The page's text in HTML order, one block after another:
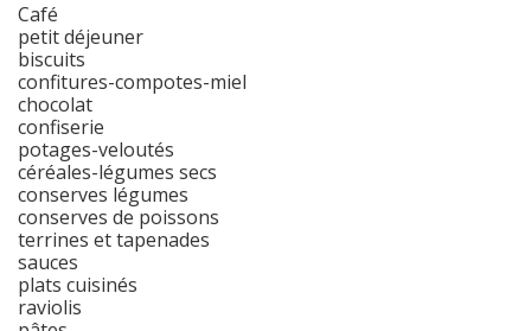
Café
petit déjeuner
biscuits
confitures-compotes-miel
chocolat
confiserie
potages-veloutés
céréales-légumes secs
conserves légumes
conserves de poissons
terrines et tapenades
sauces
plats cuisinés
raviolis